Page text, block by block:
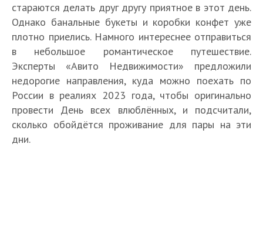
стараются делать друг другу приятное в этот день.
Однако банальные букеты и коробки конфет уже
плотно приелись. Намного интереснее отправиться
в небольшое романтическое путешествие.
Эксперты «Авито Недвижимости» предложили
недорогие направления, куда можно поехать по
России в реалиях 2023 года, чтобы оригинально
провести День всех влюблённых, и подсчитали,
сколько обойдётся проживание для пары на эти
дни.